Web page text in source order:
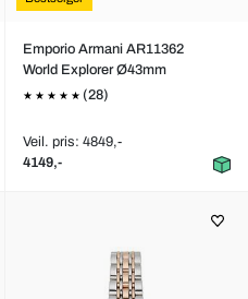
Emporio Armani AR11362
World Explorer Ø43mm
(28)
Veil. pris: 4849,-
4149,-